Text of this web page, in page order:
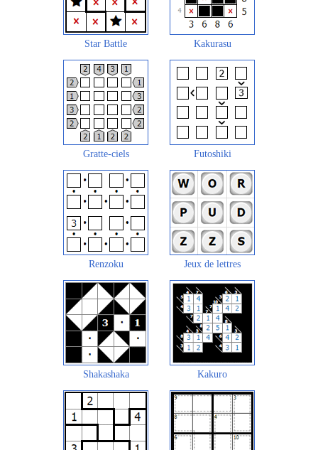
Star Battle Kakurasu
Gratte-ciels Futoshiki
Renzoku Jeux de lettres
Shakashaka Kakuro